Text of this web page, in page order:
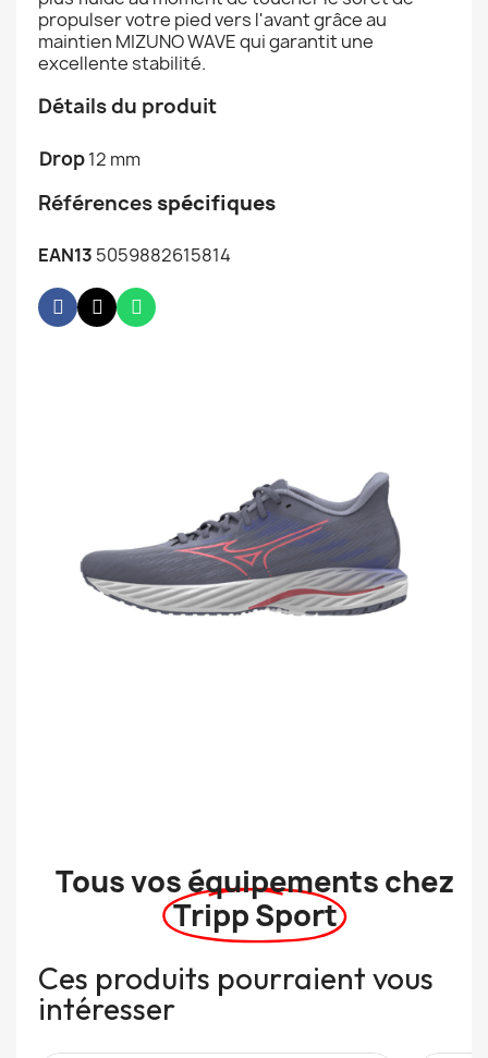
propulser votre pied vers l'avant grâce au
maintien MIZUNO WAVE qui garantit une
excellente stabilité.
Détails du produit
Drop12 mm
Références spécifiques
EAN13 5059882615814
Tous vos équipements chez
Tripp Sport
Ces produits pourraient vous
intéresser